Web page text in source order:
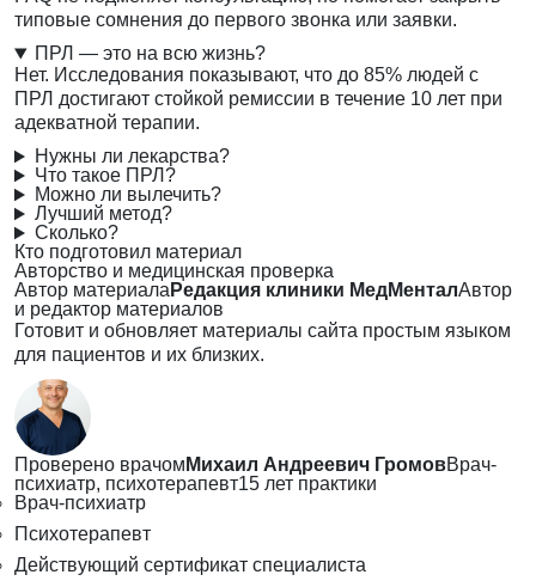
типовые сомнения до первого звонка или заявки.
ПРЛ — это на всю жизнь?
Нет. Исследования показывают, что до 85% людей с
ПРЛ достигают стойкой ремиссии в течение 10 лет при
адекватной терапии.
Нужны ли лекарства?
Что такое ПРЛ?
Можно ли вылечить?
Лучший метод?
Сколько?
Кто подготовил материал
Авторство и медицинская проверка
Автор материала Редакция клиники МедМенталАвтор
и редактор материалов
Готовит и обновляет материалы сайта простым языком
для пациентов и их близких.
Проверено врачом Михаил Андреевич ГромовВрач-
психиатр, психотерапевт15 лет практики
Врач-психиатр
Психотерапевт
Действующий сертификат специалиста